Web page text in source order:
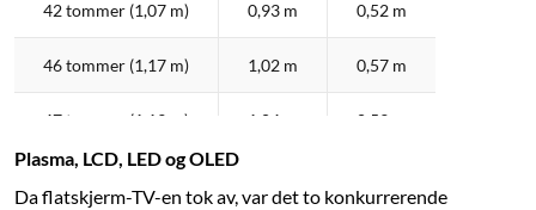
42 tommer (1,07 m) 0,93 m 0,52 m
46 tommer (1,17 m) 1,02 m 0,57 m
47 tommer (1,19 m) 1,04 m 0,59 m
50 tommer (1,27 m)
Plasma, LCD, LED og OLED
Da flatskjerm-TV-en tok av, var det to konkurrerende